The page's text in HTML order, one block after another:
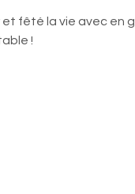
fêté la vie avec en
!